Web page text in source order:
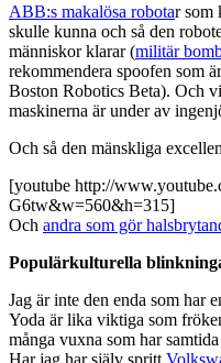
ABB:s makalösa robotar som
skulle kunna och så den
människor klarar (militär
rekommendera spoofen som
Boston Robotics Beta). Och
maskinerna är under av
Och så den mänskliga
[youtube http://
G6tw&w=560&h=315]
Och andra som gör
Populärkulturella
Jag är inte den enda som har
Yoda är lika viktiga som
många vuxna som har
Har jag har själv spritt